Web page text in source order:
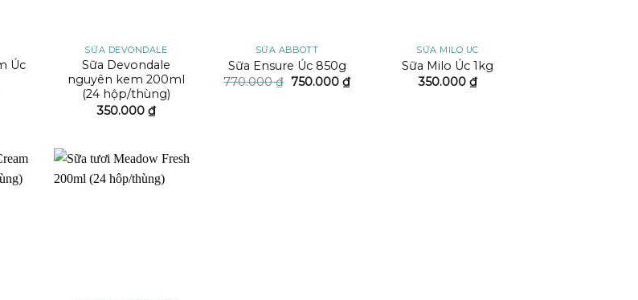
Úc
SỮA DEVONDALE
Sữa Devondale
nguyên kem 200ml
(24 hộp/thùng)
350.000 ₫
SỮA ABBOTT
Sữa Ensure Úc 850g
770.000₫ Giá
750.000 ₫Giá
SỮA MILO ÚC
Sữa Milo Úc 1kg
350.000 ₫